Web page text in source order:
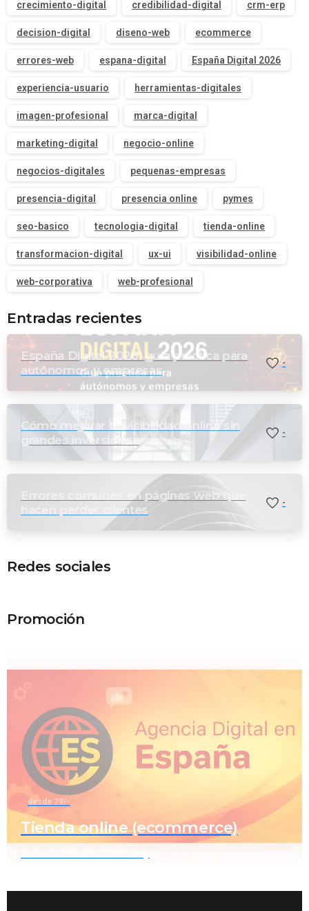
crecimiento-digital credibilidad-digital crm-erp
decision-digital diseno-web ecommerce
errores-web espana-digital España Digital 2026
experiencia-usuario herramientas-digitales
imagen-profesional marca-digital
marketing-digital negocio-online
negocios-digitales pequenas-empresas
presencia-digital presencia online pymes
seo-basico tecnologia-digital tienda-online
transformacion-digital ux-ui visibilidad-online
web-corporativa web-profesional
Entradas recientes
España Digital 2026: guía práctica para
autónomos y empresas
-
Cómo mejorar tu visibilidad online sin
grandes inversiones
-
Errores comunes en páginas web que
hacen perder clientes
-
Redes sociales
Promoción
desde 79/-
Tienda online (ecommerce)